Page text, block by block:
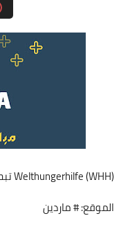
الموقع: # ماردين